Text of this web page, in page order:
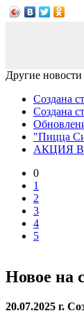
Другие новости
Создана
Создана
"Пицца
АКЦИЯ
0
1
2
3
4
5
Новое на
20.07.2025 г.